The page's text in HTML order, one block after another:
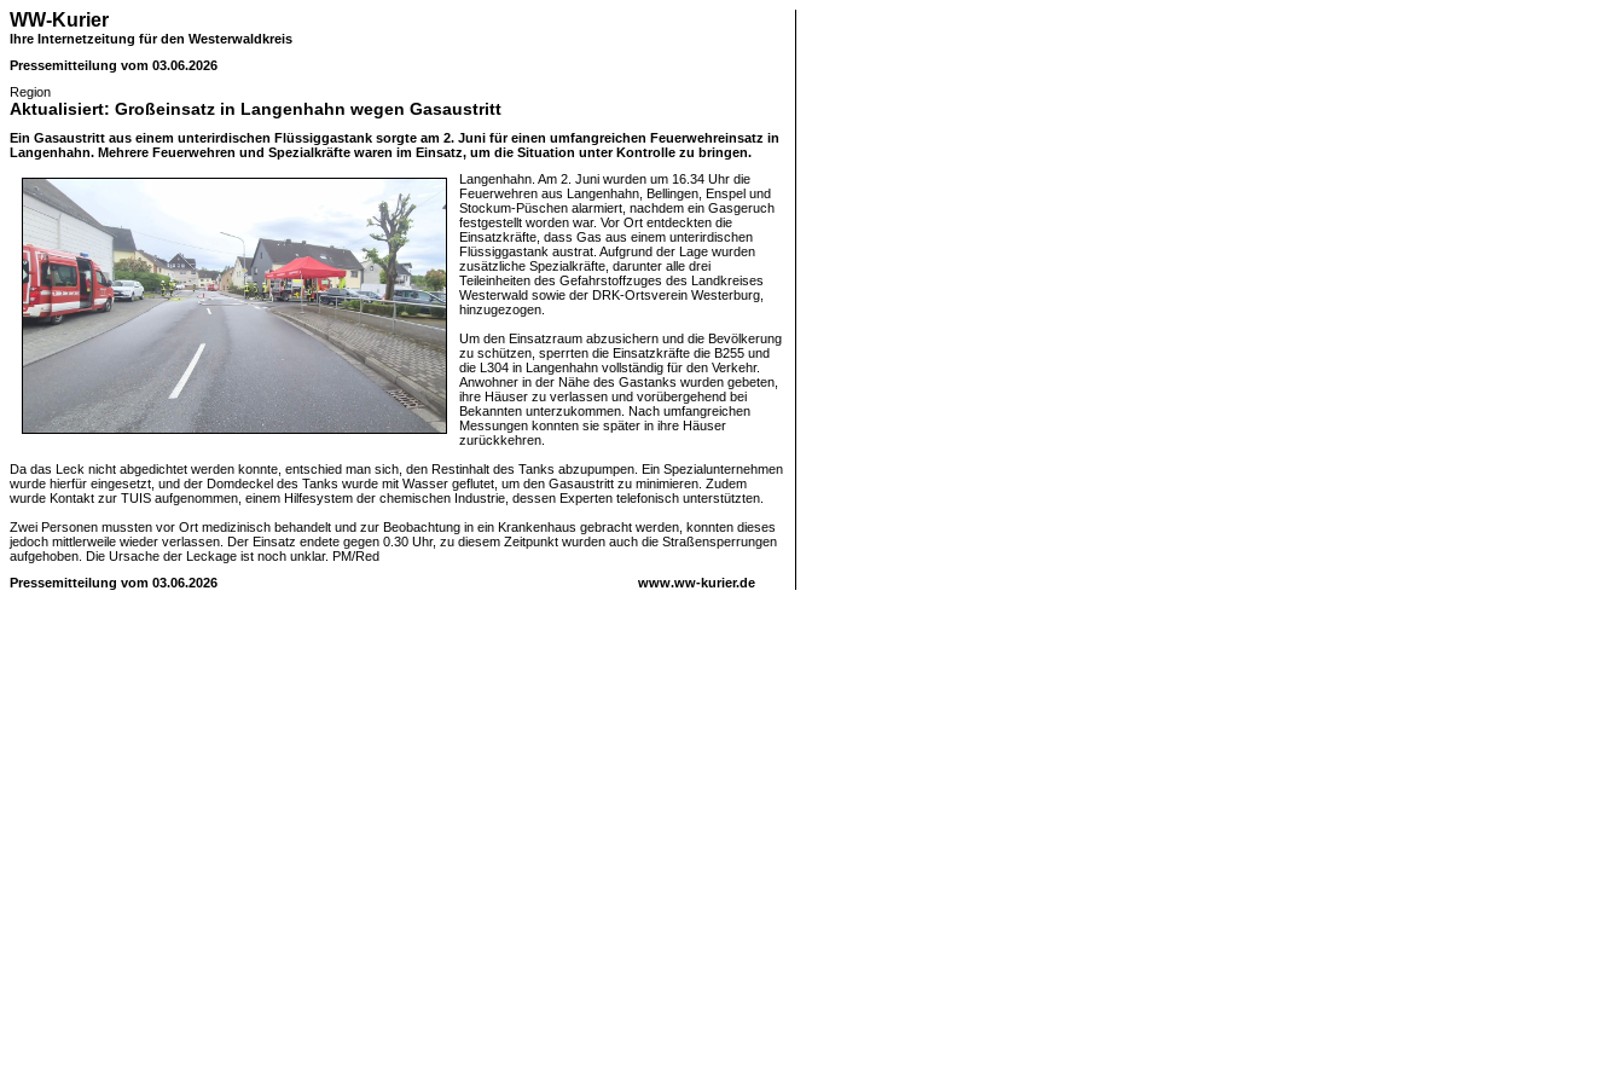
WW-Kurier
Ihre Internetzeitung für den Westerwaldkreis
Pressemitteilung vom 03.06.2026
Region
Aktualisiert: Großeinsatz in Langenhahn wegen Gasaustritt
Ein Gasaustritt aus einem unterirdischen Flüssiggastank sorgte am 2. Juni für einen umfangreichen Feuerwehreinsatz in
Langenhahn. Mehrere Feuerwehren und Spezialkräfte waren im Einsatz, um die Situation unter Kontrolle zu bringen.
Langenhahn. Am 2. Juni wurden um 16.34 Uhr die
Feuerwehren aus Langenhahn, Bellingen, Enspel und
Stockum-Püschen alarmiert, nachdem ein Gasgeruch
festgestellt worden war. Vor Ort entdeckten die
Einsatzkräfte, dass Gas aus einem unterirdischen
Flüssiggastank austrat. Aufgrund der Lage wurden
zusätzliche Spezialkräfte, darunter alle drei
Teileinheiten des Gefahrstoffzuges des Landkreises
Westerwald sowie der DRK-Ortsverein Westerburg,
hinzugezogen.
Um den Einsatzraum abzusichern und die Bevölkerung
zu schützen, sperrten die Einsatzkräfte die B255 und
die L304 in Langenhahn vollständig für den Verkehr.
Anwohner in der Nähe des Gastanks wurden gebeten,
ihre Häuser zu verlassen und vorübergehend bei
Bekannten unterzukommen. Nach umfangreichen
Messungen konnten sie später in ihre Häuser
zurückkehren.
Da das Leck nicht abgedichtet werden konnte, entschied man sich, den Restinhalt des Tanks abzupumpen. Ein Spezialunternehmen
wurde hierfür eingesetzt, und der Domdeckel des Tanks wurde mit Wasser geflutet, um den Gasaustritt zu minimieren. Zudem
wurde Kontakt zur TUIS aufgenommen, einem Hilfesystem der chemischen Industrie, dessen Experten telefonisch unterstützten.
Zwei Personen mussten vor Ort medizinisch behandelt und zur Beobachtung in ein Krankenhaus gebracht werden, konnten dieses
jedoch mittlerweile wieder verlassen. Der Einsatz endete gegen 0.30 Uhr, zu diesem Zeitpunkt wurden auch die Straßensperrungen
aufgehoben. Die Ursache der Leckage ist noch unklar. PM/Red
Pressemitteilung vom 03.06.2026
www.ww-kurier.de